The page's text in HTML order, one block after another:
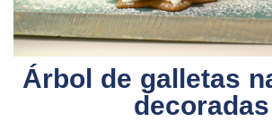
Árbol de galletas
decoradas